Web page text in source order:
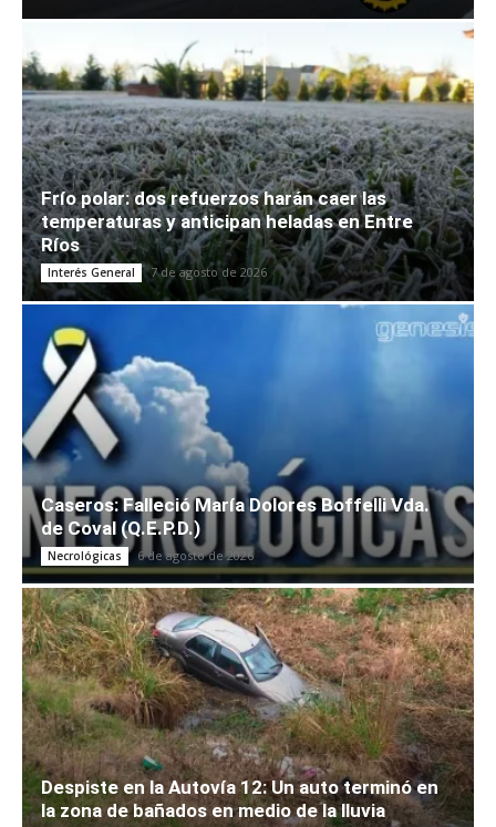
Frío polar: dos refuerzos harán caer las
temperaturas y anticipan heladas en Entre
Ríos
Interés General 7 de agosto de 2026
Caseros: Falleció María Dolores Boffelli Vda.
de Coval (Q.E.P.D.)
Necrológicas 6 de agosto de 2026
Despiste en la Autovía 12: Un auto terminó en
la zona de bañados en medio de la lluvia